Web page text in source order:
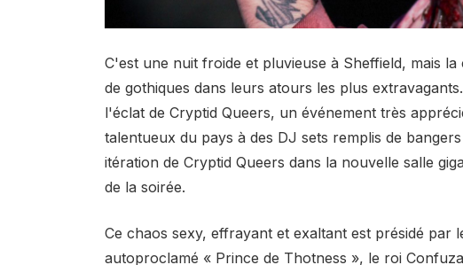
C'est une nuit froide et pluvieuse à Sheffield, mais
de gothiques dans leurs atours les plus
l'éclat de Cryptid Queers, un événement très
talentueux du pays à des DJ sets remplis de
itération de Cryptid Queers dans la nouvelle salle
de la soirée.
Ce chaos sexy, effrayant et exaltant est présidé par
autoproclamé « Prince de Thotness », le roi